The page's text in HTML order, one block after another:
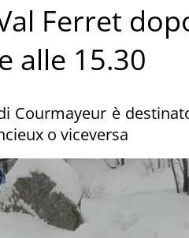
Ferret
alle 15.30
Courmayeur è
o viceversa